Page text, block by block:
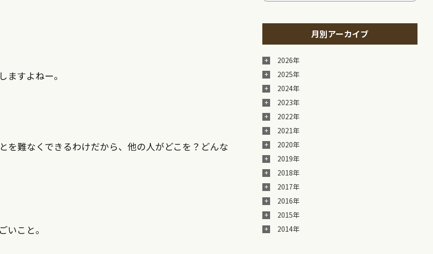
ますよねー。
を難なくできるわけだから、他の人がどこを？どんな
こと。
月別アーカイブ
2026年
2025年
2024年
2023年
2022年
2021年
2020年
2019年
2018年
2017年
2016年
2015年
2014年